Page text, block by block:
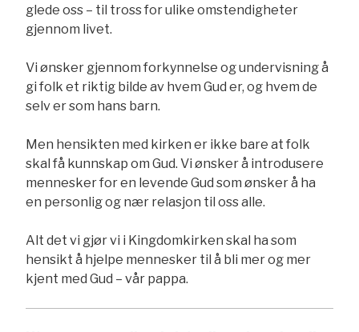
glede oss – til tross for ulike omstendigheter
gjennom livet.
Vi ønsker gjennom forkynnelse og undervisning å
gi folk et riktig bilde av hvem Gud er, og hvem de
selv er som hans barn.
Men hensikten med kirken er ikke bare at folk
skal få kunnskap om Gud. Vi ønsker å introdusere
mennesker for en levende Gud som ønsker å ha
en personlig og nær relasjon til oss alle.
Alt det vi gjør vi i Kingdomkirken skal ha som
hensikt å hjelpe mennesker til å bli mer og mer
kjent med Gud – vår pappa.